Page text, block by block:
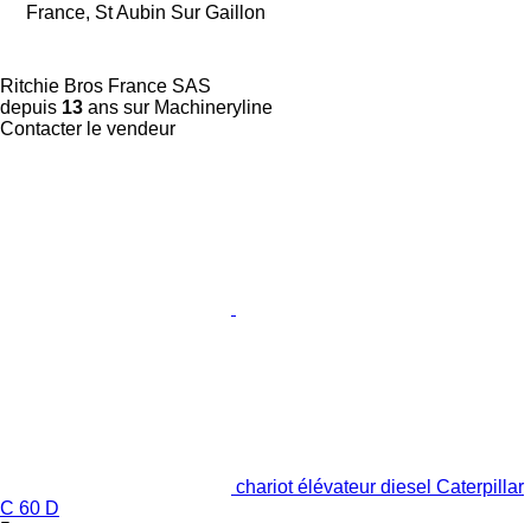
France, St Aubin Sur Gaillon
Ritchie Bros France SAS
depuis 13 ans sur Machineryline
Contacter le vendeur
chariot élévateur diesel Caterpillar
C 60 D